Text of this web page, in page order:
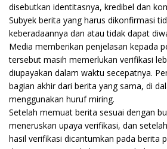
disebutkan identitasnya, kredibel dan
Subyek berita yang harus dikonfirmasi
keberadaannya dan atau tidak dapat
Media memberikan penjelasan kepada
tersebut masih memerlukan verifikasi
diupayakan dalam waktu secepatnya.
bagian akhir dari berita yang sama, di
menggunakan huruf miring.
Setelah memuat berita sesuai dengan
meneruskan upaya verifikasi, dan
hasil verifikasi dicantumkan pada berita